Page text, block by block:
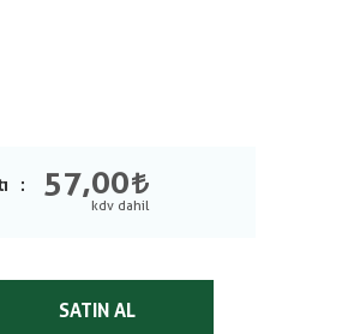
57,00
SATIN AL